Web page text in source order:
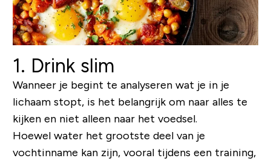
1. Drink slim
Wanneer je begint te analyseren wat je in je
lichaam stopt, is het belangrijk om naar alles te
kijken en niet alleen naar het voedsel.
Hoewel water het grootste deel van je
vochtinname kan zijn, vooral tijdens een training,